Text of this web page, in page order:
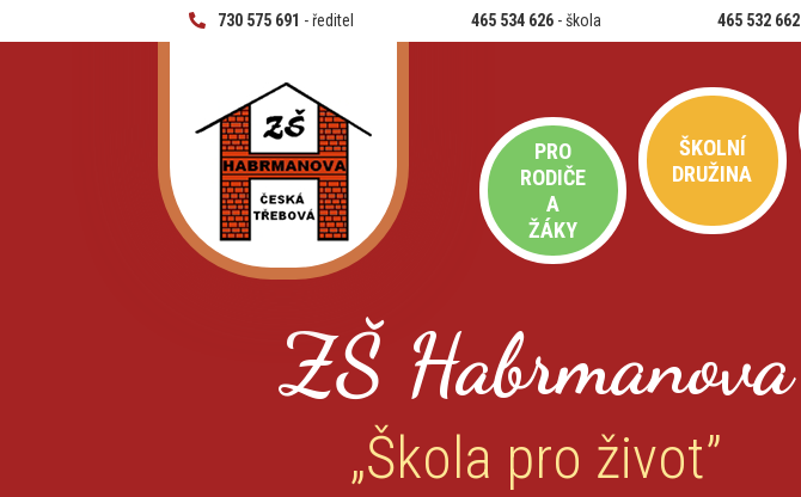
730 575 691 - ředitel 465 534 626- škola 465 532 662
PRO
RODIČE
A
ŽÁKY
ŠKOLNÍ
DRUŽINA
ZŠ Habrmanova
„Škola pro život”